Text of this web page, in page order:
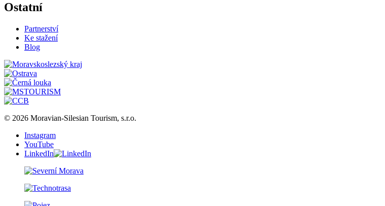
Ostatní
Partnerství
Ke stažení
Blog
© 2026 Moravian-Silesian Tourism, s.r.o.
Instagram
YouTube
LinkedIn